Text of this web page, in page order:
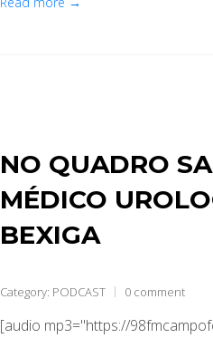
NO QUADRO
MÉDICO
BEXIGA
Category: PODCAST 0 comment
[audio mp3="https://